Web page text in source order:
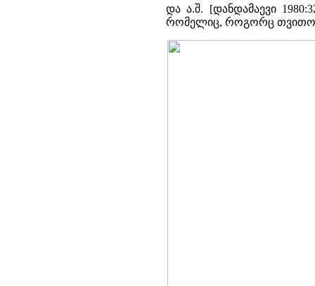
და ა.შ. [დანდამაევი
რომელიც, როგორც